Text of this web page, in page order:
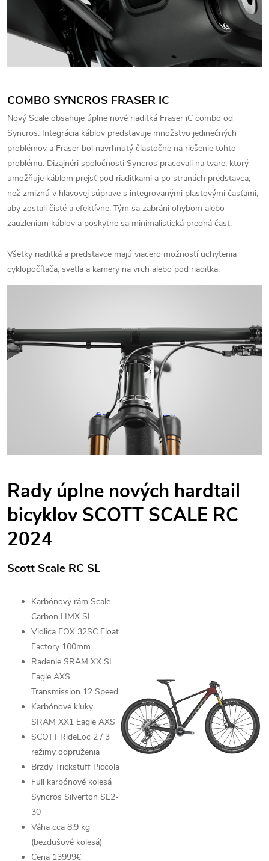
COMBO SYNCROS FRASER IC
Nový Scale obsahuje úplne nové riaditká Fraser iC combo od
Syncros. Integrácia káblov predstavuje množstvo jedinečných
problémov a Fraser bol navrhnutý čiastočne na riešenie tohto
problému. Dizajnéri spoločnosti Syncros pracovali na tvare, ktorý
umožňuje káblom prejsť pod riaditkami a po stranách predstavca,
než zmiznú v hlavovej súprave s integrovanými plastovými časťami,
aby zostali čisté a efektívne. Tým sa zabráni ohybom alebo
zauzleniam káblov a poskytne sa minimalistická predná časť.
Všetky riaditká a predstavce majú viacero možností uchytenia
cyklopočítača, svetla a kamery na vrch alebo pod riaditka.
Rady úplne nových hardtail
bicyklov SCOTT SCALE RC
2024
Scott Scale RC SL
Karbónový rám Scale
Carbon HMX SL
Vidlica FOX 32SC Float
Factory 100mm
Radenie SRAM XX SL
Eagle AXS
Transmission 12 Speed
Karbónové kľuky
SRAM XX1 Eagle AXS
SCOTT RideLoc 2 / 3
režimy odpruženia
Brzdy Trickstuff Piccola
Full karbónové kolesá
Syncros Silverton SL2-
30
Váha cca 8,9 kg
(bezdušové kolesá)
Cena 13999€